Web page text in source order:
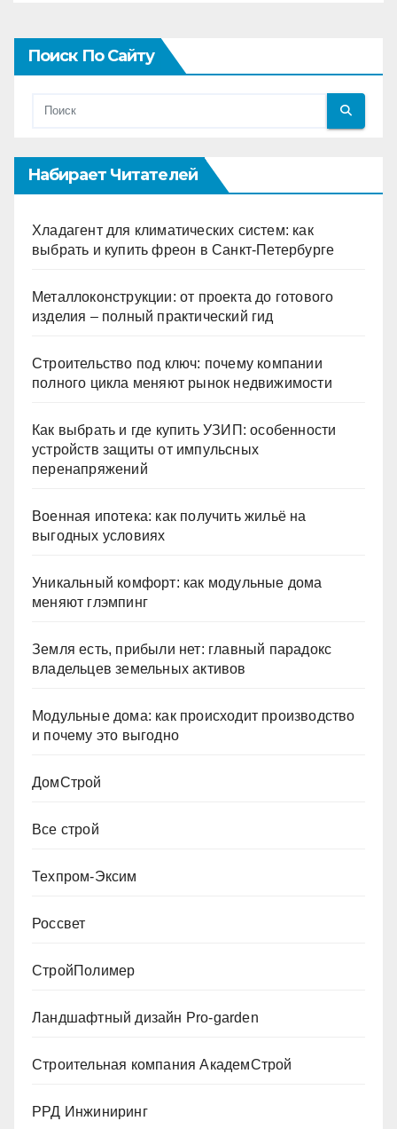
Поиск По Сайту
Набирает Читателей
Хладагент для климатических систем: как
выбрать и купить фреон в Санкт-Петербурге
Металлоконструкции: от проекта до готового
изделия – полный практический гид
Строительство под ключ: почему компании
полного цикла меняют рынок недвижимости
Как выбрать и где купить УЗИП: особенности
устройств защиты от импульсных
перенапряжений
Военная ипотека: как получить жильё на
выгодных условиях
Уникальный комфорт: как модульные дома
меняют глэмпинг
Земля есть, прибыли нет: главный парадокс
владельцев земельных активов
Модульные дома: как происходит производство
и почему это выгодно
ДомСтрой
Все строй
Техпром-Эксим
Россвет
СтройПолимер
Ландшафтный дизайн Pro-garden
Строительная компания АкадемСтрой
РРД Инжиниринг